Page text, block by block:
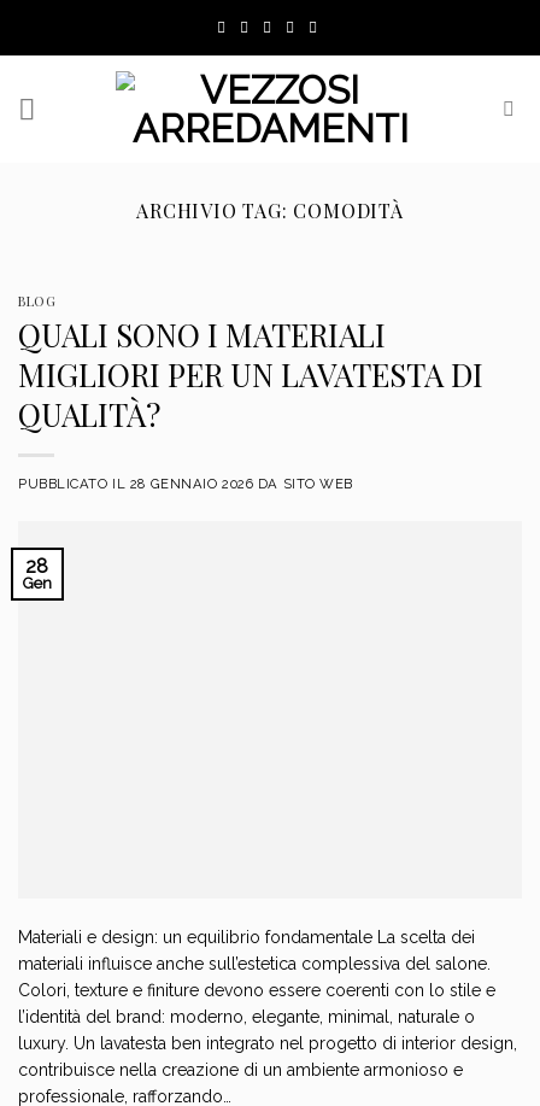
ARCHIVIO TAG: COMODITÀ
BLOG
QUALI SONO I MATERIALI
MIGLIORI PER UN LAVATESTA DI
QUALITÀ?
PUBBLICATO IL 28 GENNAIO 2026 DA SITO WEB
28
Gen
Materiali e design: un equilibrio fondamentale La scelta dei
materiali influisce anche sull’estetica complessiva del salone.
Colori, texture e finiture devono essere coerenti con lo stile e
l’identità del brand: moderno, elegante, minimal, naturale o
luxury. Un lavatesta ben integrato nel progetto di interior design,
contribuisce nella creazione di un ambiente armonioso e
professionale, rafforzando…